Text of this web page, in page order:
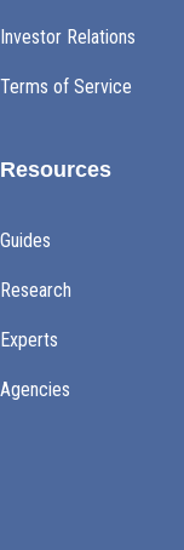
Investor Relations
Terms of Service
Resources
Guides
Research
Experts
Agencies